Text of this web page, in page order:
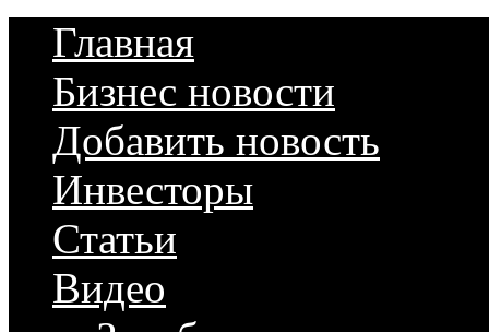
Главная
Бизнес новости
Добавить новость
Инвесторы
Статьи
Видео